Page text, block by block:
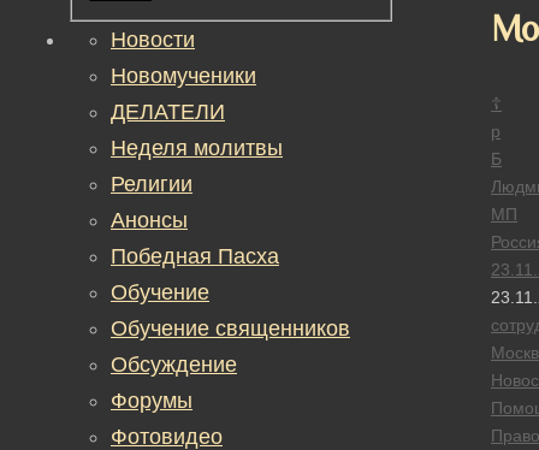
☦
р
Б
МП
Новости
Новомученики
ДЕЛАТЕЛИ
Неделя молитвы
Религии
Анонсы
Победная Пасха
Обучение
Обучение священников
Обсуждение
Форумы
Фотовидео